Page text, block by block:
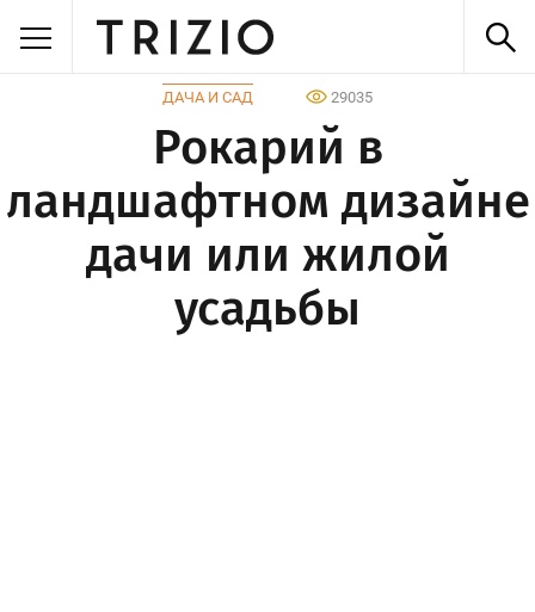
ДАЧА И САД 29035
Рокарий в
ландшафтном дизайне
дачи или жилой
усадьбы